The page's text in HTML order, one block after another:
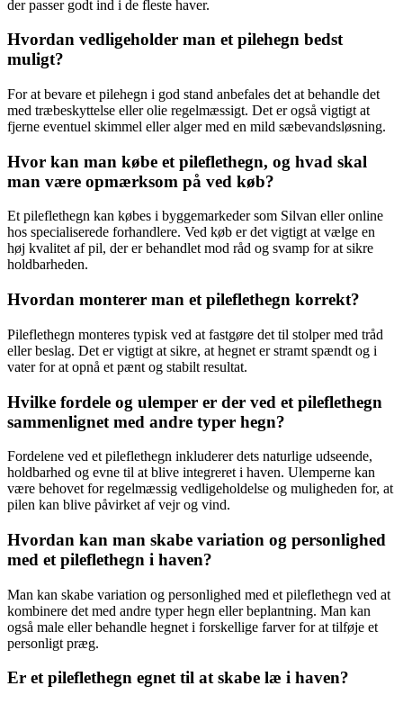
der passer godt ind i de fleste haver.
Hvordan vedligeholder man et pilehegn bedst
muligt?
For at bevare et pilehegn i god stand anbefales det at behandle det
med træbeskyttelse eller olie regelmæssigt. Det er også vigtigt at
fjerne eventuel skimmel eller alger med en mild sæbevandsløsning.
Hvor kan man købe et pileflethegn, og hvad skal
man være opmærksom på ved køb?
Et pileflethegn kan købes i byggemarkeder som Silvan eller online
hos specialiserede forhandlere. Ved køb er det vigtigt at vælge en
høj kvalitet af pil, der er behandlet mod råd og svamp for at sikre
holdbarheden.
Hvordan monterer man et pileflethegn korrekt?
Pileflethegn monteres typisk ved at fastgøre det til stolper med tråd
eller beslag. Det er vigtigt at sikre, at hegnet er stramt spændt og i
vater for at opnå et pænt og stabilt resultat.
Hvilke fordele og ulemper er der ved et pileflethegn
sammenlignet med andre typer hegn?
Fordelene ved et pileflethegn inkluderer dets naturlige udseende,
holdbarhed og evne til at blive integreret i haven. Ulemperne kan
være behovet for regelmæssig vedligeholdelse og muligheden for, at
pilen kan blive påvirket af vejr og vind.
Hvordan kan man skabe variation og personlighed
med et pileflethegn i haven?
Man kan skabe variation og personlighed med et pileflethegn ved at
kombinere det med andre typer hegn eller beplantning. Man kan
også male eller behandle hegnet i forskellige farver for at tilføje et
personligt præg.
Er et pileflethegn egnet til at skabe læ i haven?